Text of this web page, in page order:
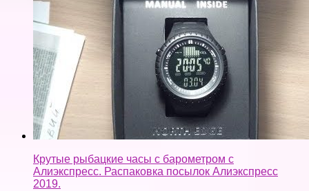
Крутые рыбацкие часы с барометром с
Алиэкспресс. Распаковка посылок Алиэкспресс
2019.